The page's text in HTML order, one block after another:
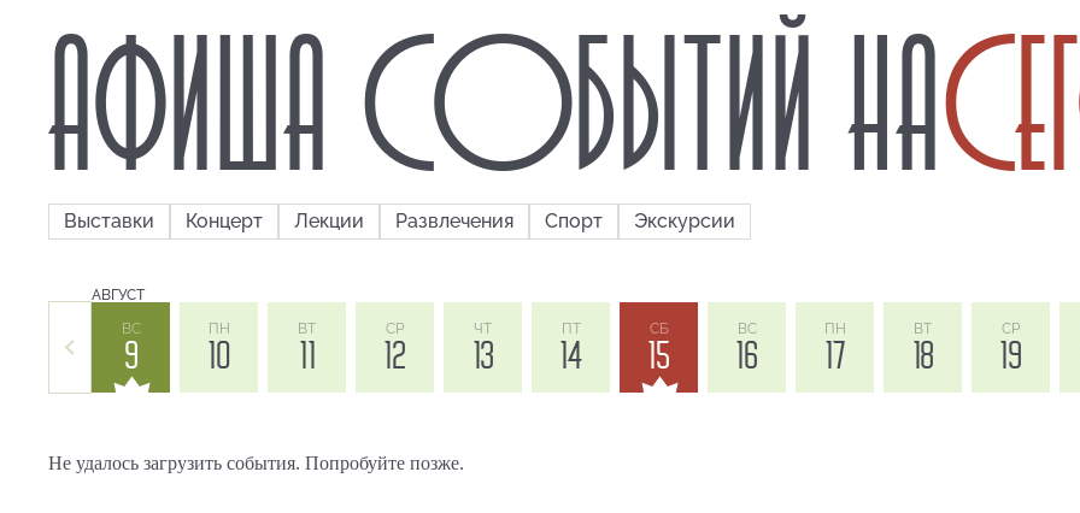
АФИША СОБЫТИЙ НА
Выставки Концерт Лекции Развлечения Спорт Экскурсии
АВГУСТ
ВС
9
ПН
10
ВТ
11
СР
12
ЧТ
13
ПТ
14
СБ
15
ВС
16
ПН
17
ВТ
18
СР
19
Не удалось загрузить события. Попробуйте позже.